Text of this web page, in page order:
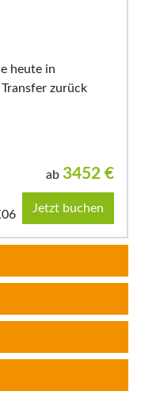
heute in
zurück
ab 3452 €
Jetzt buchen